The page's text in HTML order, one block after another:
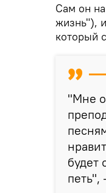
Сам он
жизнь"),
который
"Мне
будет
петь",